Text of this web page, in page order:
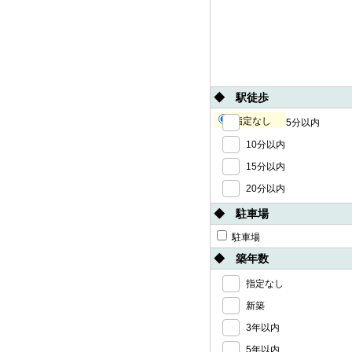
◆ 駅徒歩
指定なし
5分以内
10分以内
15分以内
20分以内
◆ 駐車場
駐車場
◆ 築年数
指定なし
新築
3年以内
5年以内